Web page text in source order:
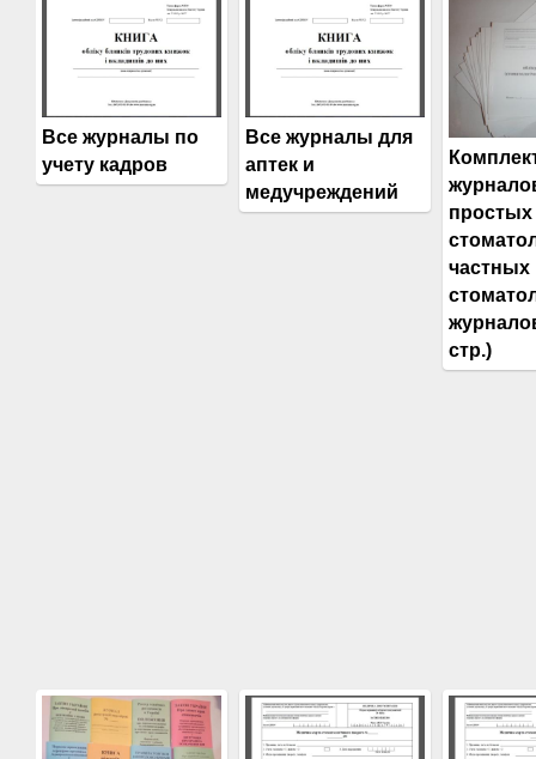
Все журналы по
учету кадров
Все журналы для
аптек и
медучреждений
простых
частных
стр.)